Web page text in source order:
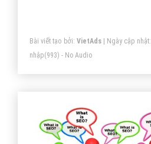
Bài viết tạo bởi: VietAds| Ngày cập nhật:
nhập(993) - No Audio